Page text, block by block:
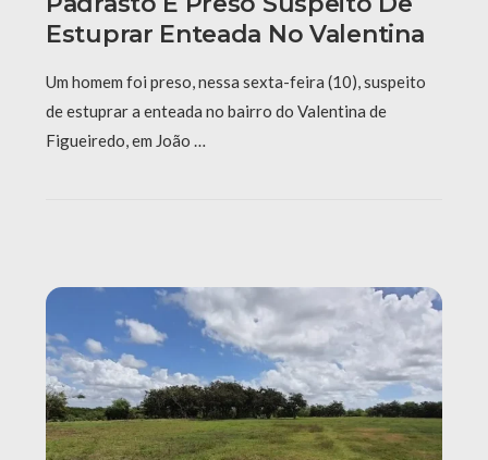
Estuprar Enteada No Valentina
Um homem foi preso, nessa sexta-feira (10), suspeito
de estuprar a enteada no bairro do Valentina de
Figueiredo, em João …